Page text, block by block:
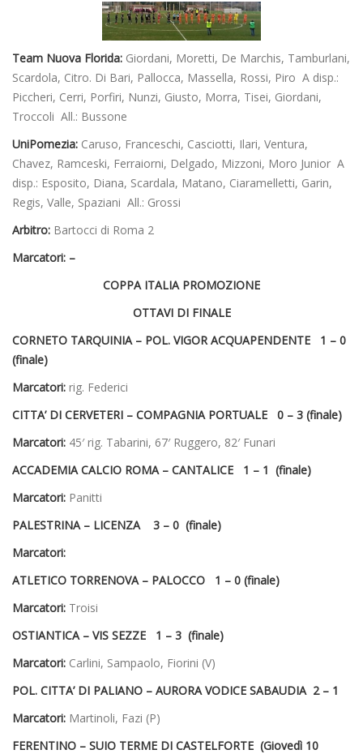
Team Nuova Florida: Giordani, Moretti, De Marchis, Tamburlani,
Scardola, Citro. Di Bari, Pallocca, Massella, Rossi, Piro A disp.:
Piccheri, Cerri, Porfiri, Nunzi, Giusto, Morra, Tisei, Giordani,
Troccoli All.: Bussone
UniPomezia: Caruso, Franceschi, Casciotti, Ilari, Ventura,
Chavez, Ramceski, Ferraiorni, Delgado, Mizzoni, Moro Junior A
disp.: Esposito, Diana, Scardala, Matano, Ciaramelletti, Garin,
Regis, Valle, Spaziani All.: Grossi
Arbitro: Bartocci di Roma 2
Marcatori: –
COPPA ITALIA PROMOZIONE
OTTAVI DI FINALE
CORNETO TARQUINIA – POL. VIGOR ACQUAPENDENTE 1 – 0
(finale)
Marcatori: rig. Federici
CITTA’ DI CERVETERI – COMPAGNIA PORTUALE 0 – 3 (finale)
Marcatori: 45′ rig. Tabarini, 67′ Ruggero, 82′ Funari
ACCADEMIA CALCIO ROMA – CANTALICE 1 – 1 (finale)
Marcatori: Panitti
PALESTRINA – LICENZA 3 – 0 (finale)
Marcatori:
ATLETICO TORRENOVA – PALOCCO 1 – 0 (finale)
Marcatori: Troisi
OSTIANTICA – VIS SEZZE 1 – 3 (finale)
Marcatori: Carlini, Sampaolo, Fiorini (V)
POL. CITTA’ DI PALIANO – AURORA VODICE SABAUDIA 2 – 1
Marcatori: Martinoli, Fazi (P)
FERENTINO – SUIO TERME DI CASTELFORTE (Giovedì 10